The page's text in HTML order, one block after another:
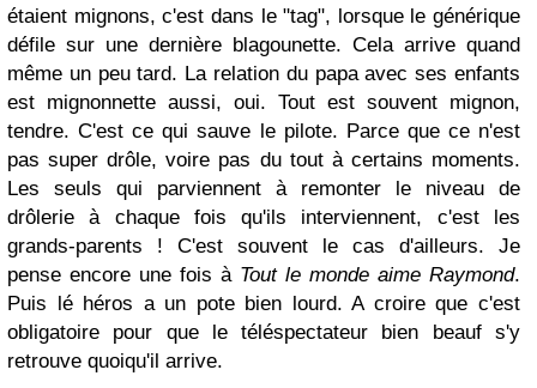
étaient mignons, c'est dans le "tag", lorsque le générique
défile sur une dernière blagounette. Cela arrive quand
même un peu tard. La relation du papa avec ses enfants
est mignonnette aussi, oui. Tout est souvent mignon,
tendre. C'est ce qui sauve le pilote. Parce que ce n'est
pas super drôle, voire pas du tout à certains moments.
Les seuls qui parviennent à remonter le niveau de
drôlerie à chaque fois qu'ils interviennent, c'est les
grands-parents ! C'est souvent le cas d'ailleurs. Je
pense encore une fois à Tout le monde aime Raymond.
Puis lé héros a un pote bien lourd. A croire que c'est
obligatoire pour que le téléspectateur bien beauf s'y
retrouve quoiqu'il arrive.